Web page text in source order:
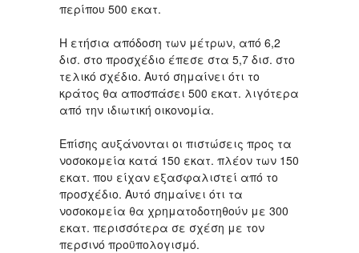
περίπου 500 εκατ.
Η ετήσια απόδοση των μέτρων, από 6,2
δισ. στο προσχέδιο έπεσε στα 5,7 δισ. στο
τελικό σχέδιο. Αυτό σημαίνει ότι το
κράτος θα αποσπάσει 500 εκατ. λιγότερα
από την ιδιωτική οικονομία.
Επίσης αυξάνονται οι πιστώσεις προς τα
νοσοκομεία κατά 150 εκατ. πλέον των 150
εκατ. που είχαν εξασφαλιστεί από το
προσχέδιο. Αυτό σημαίνει ότι τα
νοσοκομεία θα χρηματοδοτηθούν με 300
εκατ. περισσότερα σε σχέση με τον
περσινό προϋπολογισμό.